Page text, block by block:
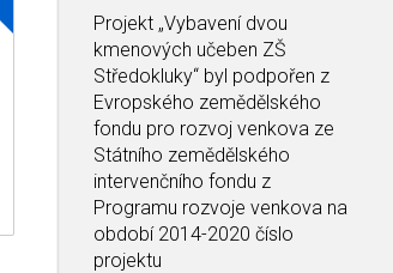
Projekt „Vybavení dvou
kmenových učeben ZŠ
Středokluky“ byl podpořen z
Evropského zemědělského
fondu pro rozvoj venkova ze
Státního zemědělského
intervenčního fondu z
Programu rozvoje venkova na
období 2014-2020 číslo
projektu